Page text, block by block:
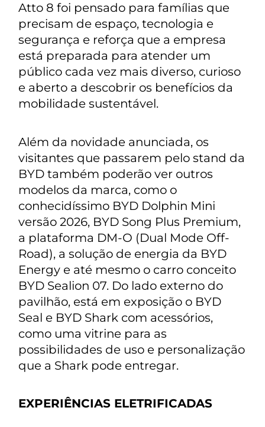
Atto 8 foi pensado para famílias que
precisam de espaço, tecnologia e
segurança e reforça que a empresa
está preparada para atender um
público cada vez mais diverso, curioso
e aberto a descobrir os benefícios da
mobilidade sustentável.
Além da novidade anunciada, os
visitantes que passarem pelo stand da
BYD também poderão ver outros
modelos da marca, como o
conhecidíssimo BYD Dolphin Mini
versão 2026, BYD Song Plus Premium,
a plataforma DM-O (Dual Mode Off-
Road), a solução de energia da BYD
Energy e até mesmo o carro conceito
BYD Sealion 07. Do lado externo do
pavilhão, está em exposição o BYD
Seal e BYD Shark com acessórios,
como uma vitrine para as
possibilidades de uso e personalização
que a Shark pode entregar.
EXPERIÊNCIAS ELETRIFICADAS